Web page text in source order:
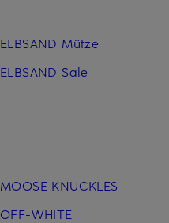
ELBSAND Mütze
ELBSAND Sale
MOOSE KNUCKLES
OFF-WHITE